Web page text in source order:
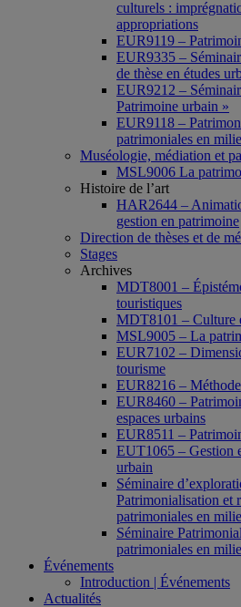
culturels :
appropriations
EUR9119 –
EUR9335 –
de thèse en études
EUR9212 –
Patrimoine urbain »
EUR9118 –
patrimoniales en
Muséologie, médiation et
MSL9006 La
Histoire de l’art
HAR2644 –
gestion en patrimoine
Direction de thèses et de
Stages
Archives
MDT8001 –
touristiques
MDT8101 – Culture
MSL9005 – La
EUR7102 –
tourisme
EUR8216 –
EUR8460 –
espaces urbains
EUR8511 –
EUT1065 – Gestion
urbain
Séminaire
Patrimonialisation et
patrimoniales en
Séminaire
patrimoniales en
Événements
Introduction | Événements
Actualités